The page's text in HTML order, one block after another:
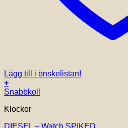
Lägg till i önskelistan!
+
Snabbkoll
Klockor
DIESEL – Watch SPIKED